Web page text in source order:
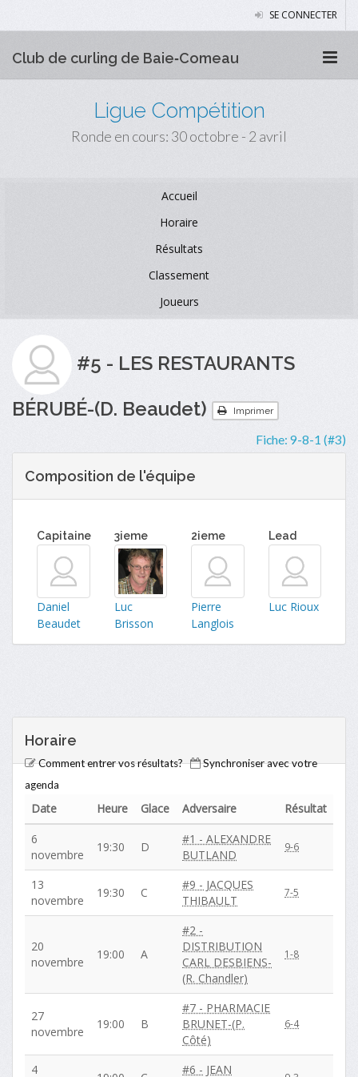
SE CONNECTER
Club de curling de Baie‑Comeau
Ligue Compétition
Ronde en cours: 30 octobre - 2 avril
Accueil
Horaire
Résultats
Classement
Joueurs
#5 - LES RESTAURANTS
BÉRUBÉ-(D. Beaudet)
Imprimer
Fiche: 9-8-1 (#3)
Composition de l'équipe
Capitaine
Daniel
Beaudet
3ieme
Luc
Brisson
2ieme
Pierre
Langlois
Lead
Luc Rioux
Horaire
Comment entrer vos résultats?
Synchroniser avec votre
agenda
Date Heure Glace Adversaire
Résultat
6
novembre
19:30 D
#1 - ALEXANDRE
BUTLAND
9-6
13
novembre
19:30 C
#9 - JACQUES
THIBAULT
7-5
20
novembre
19:00 A
#2 -
DISTRIBUTION
CARL DESBIENS-
(R. Chandler)
1-8
27
novembre
19:00 B
#7 - PHARMACIE
BRUNET-(P.
Côté)
6-4
4
#6 - JEAN